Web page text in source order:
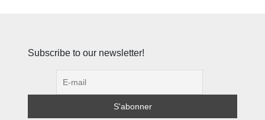
Subscribe to our newsletter!